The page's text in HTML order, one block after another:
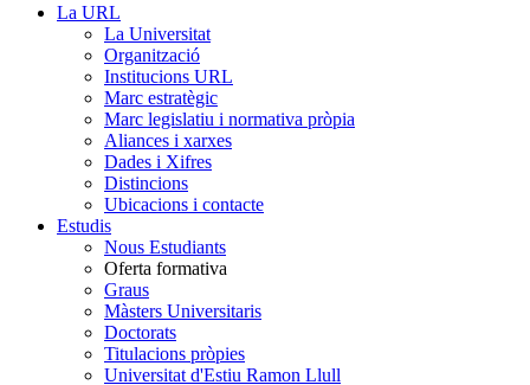
La URL
La Universitat
Organització
Institucions URL
Marc estratègic
Marc legislatiu i normativa pròpia
Aliances i xarxes
Dades i Xifres
Distincions
Ubicacions i contacte
Estudis
Nous Estudiants
Oferta formativa
Graus
Màsters Universitaris
Doctorats
Titulacions pròpies
Universitat d'Estiu Ramon Llull